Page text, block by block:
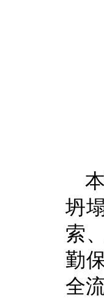
坍
索
勤
全